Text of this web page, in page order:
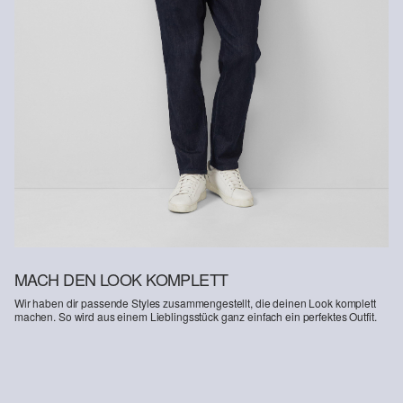
MACH DEN LOOK KOMPLETT
Wir haben dir passende Styles zusammengestellt, die deinen Look komplett
machen. So wird aus einem Lieblingsstück ganz einfach ein perfektes Outfit.